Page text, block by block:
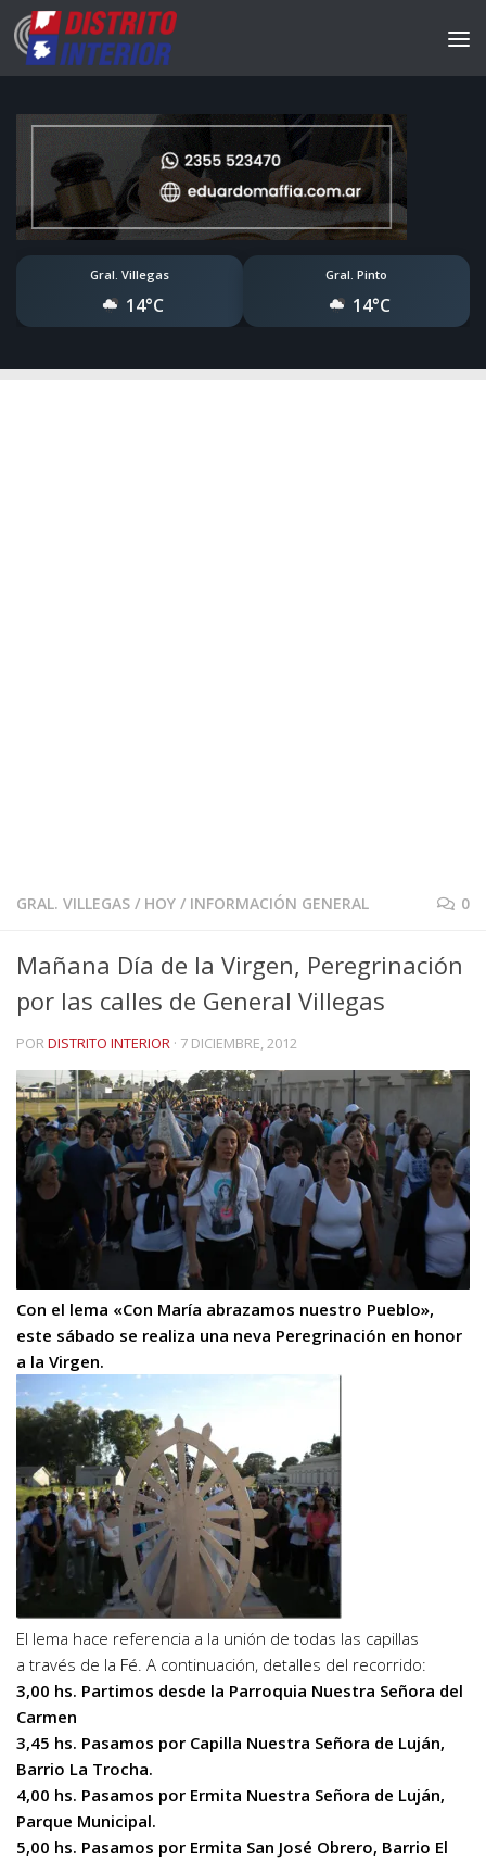
Gral. Villegas
14°C
Gral. Pinto
14°C
GRAL. VILLEGAS / HOY / INFORMACIÓN GENERAL 0
Mañana Día de la Virgen, Peregrinación
por las calles de General Villegas
PORDISTRITO INTERIOR · 7 DICIEMBRE, 2012
Con el lema «Con María abrazamos nuestro Pueblo»,
este sábado se realiza una neva Peregrinación en honor
a la Virgen.
El lema hace referencia a la unión de todas las capillas
a través de la Fé. A continuación, detalles del recorrido:
3,00 hs. Partimos desde la Parroquia Nuestra Señora del
Carmen
3,45 hs. Pasamos por Capilla Nuestra Señora de Luján,
Barrio La Trocha.
4,00 hs. Pasamos por Ermita Nuestra Señora de Luján,
Parque Municipal.
5,00 hs. Pasamos por Ermita San José Obrero, Barrio El